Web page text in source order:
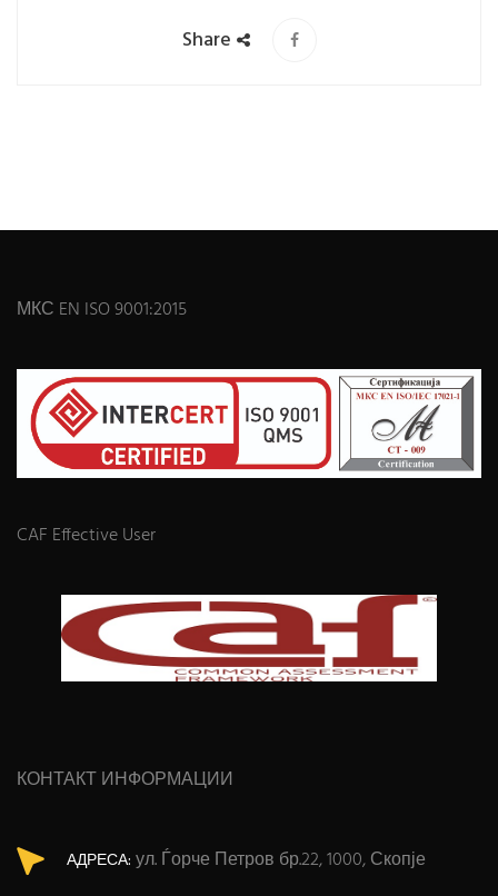
Share
МКС EN ISO 9001:2015
CAF Effective User
КОНТАКТ ИНФОРМАЦИИ
АДРЕСА: ул. Ѓорче Петров бр.22, 1000, Скопје